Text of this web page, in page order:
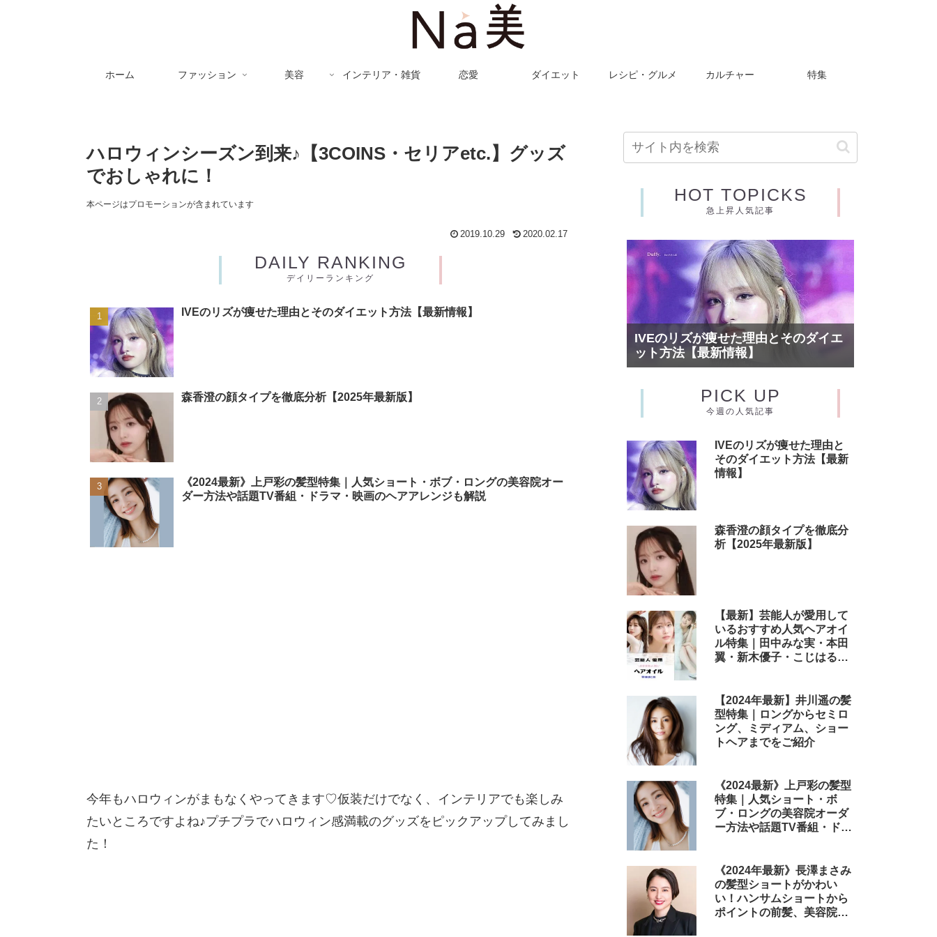
ホーム ファッション 美容 インテリア・雑貨 恋愛 ダイエット レシピ・グルメ カルチャー 特集
ハロウィンシーズン到来♪【3COINS・セリアetc.】グッズ
でおしゃれに！
本ページはプロモーションが含まれています
2019.10.29 2020.02.17
DAILY RANKING
デイリーランキング
IVEのリズが痩せた理由とそのダイエット方法【最新情報】
森香澄の顔タイプを徹底分析【2025年最新版】
《2024最新》上戸彩の髪型特集｜人気ショート・ボブ・ロングの美容院オー
ダー方法や話題TV番組・ドラマ・映画のヘアアレンジも解説
今年もハロウィンがまもなくやってきます♡仮装だけでなく、インテリアでも楽しみ
たいところですよね♪プチプラでハロウィン感満載のグッズをピックアップしてみまし
た！
HOT TOPICKS
急上昇人気記事
IVEのリズが痩せた理由とそのダイエ
ット方法【最新情報】
PICK UP
今週の人気記事
IVEのリズが痩せた理由と
そのダイエット方法【最新
情報】
森香澄の顔タイプを徹底分
析【2025年最新版】
【最新】芸能人が愛用して
いるおすすめ人気ヘアオイ
ル特集｜田中みな実・本田
翼・新木優子・こじはる・
テムまとめ
【2024年最新】井川遥の髪
型特集｜ロングからセミロ
ング、ミディアム、ショー
トヘアまでをご紹介
《2024最新》上戸彩の髪型
特集｜人気ショート・ボ
ブ・ロングの美容院オーダ
ー方法や話題TV番組・ドラ
《2024年最新》長澤まさみ
の髪型ショートがかわい
い！ハンサムショートから
ポイントの前髪、美容院で